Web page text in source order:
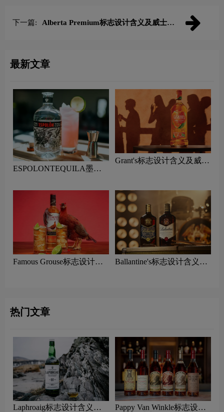
下一篇:
Alberta Premium标志设计含义及威士忌
最新文章
ESPOLONTEQUILA墨西
威士忌品牌设计理念
Grant's标志设计含义及威士
Famous Grouse标志设计含
Ballantine's标志设计含义及
热门文章
Laphroaig标志设计含义及
Pappy Van Winkle标志设计